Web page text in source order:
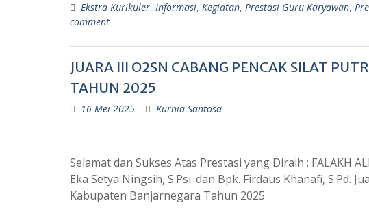
Ekstra Kurikuler, Informasi, Kegiatan, Prestasi Guru Karyawan,
comment
JUARA III O2SN CABANG PENCAK SILAT
TAHUN 2025
16 Mei 2025 Kurnia Santosa
Selamat dan Sukses Atas Prestasi yang Diraih : FALAKH
Eka Setya Ningsih, S.Psi. dan Bpk. Firdaus Khanafi, S.Pd.
Kabupaten Banjarnegara Tahun 2025